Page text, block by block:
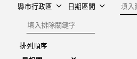
縣市行政區 日期區間
建檔
排除關鍵字
排列順序